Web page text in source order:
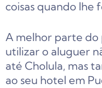
coisas quando lhe
A melhor parte do
utilizar o aluguer
até Cholula, mas
ao seu hotel em